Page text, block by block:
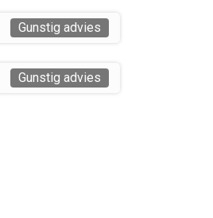
Gunstig advies
Gunstig advies